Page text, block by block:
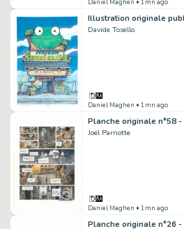
Daniel Maghen • 1mn ago
Davide Tosello
Daniel Maghen • 1mn ago
Joël Parnotte
Daniel Maghen • 1mn ago